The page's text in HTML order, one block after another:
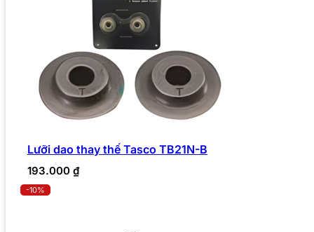
Lưỡi dao thay thế Tasco TB21N-B
193.000 ₫
-10%